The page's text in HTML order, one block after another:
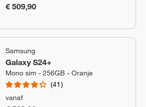
€ 509,90
Samsung
Galaxy S24+
Mono sim - 256GB - Oranje
41
vanaf